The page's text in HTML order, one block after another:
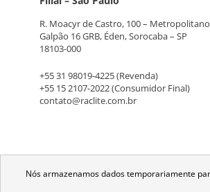
Nós armazenamos dados temporariamente
R. Moacyr de Castro, 100 –
Galpão 16 GRB, Éden, Sorocaba – SP
18103-000
+55 31 98019-4225(Revenda)
+55 15 2107-2022(Consumidor Final)
contato@raclite.com.br